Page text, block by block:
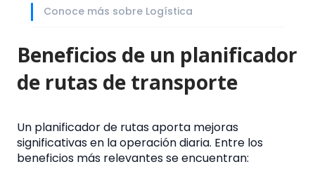
Visibilidad y control en tiempo real
Sostenibilidad
¿Qué opinan nuestros clientes?
Conoce más sobre Logística
Beneficios de un planificador
de rutas de transporte
Un planificador de rutas aporta mejoras
significativas en la operación diaria. Entre los
beneficios más relevantes se encuentran: